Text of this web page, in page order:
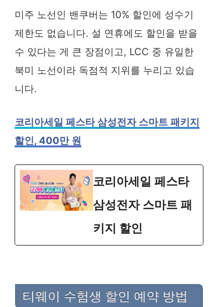
미주 노선인 밴쿠버는 10% 할인에 성수기
제한도 없습니다. 설 연휴에도 할인을 받을
수 있다는 게 큰 장점이고, LCC 중 유일한
북미 노선이라 독점적 지위를 누리고 있습
니다.
코리아세일 페스타 삼성전자 스마트 패키지
할인, 400만 원
코리아세일 페스타
삼성전자 스마트 패
키지 할인
티웨이 수험생 할인 예약 방법